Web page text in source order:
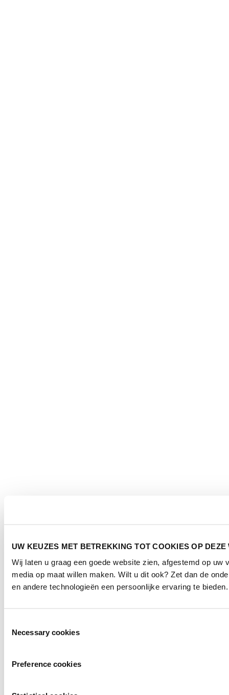
UW KEUZES MET BETREKKING TOT COOKIES OP DEZE
Wij laten u graag een goede website zien, afgestemd op
media op maat willen maken. Wilt u dit ook? Zet dan de
en andere technologieën een persoonlijke ervaring te bieden.
Necessary cookies
Preference cookies